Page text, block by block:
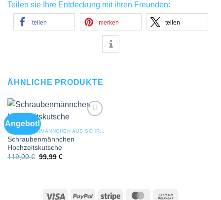
Teilen sie Ihre Entdeckung mit ihren Freunden:
teilen merken teilen
ÄHNLICHE PRODUKTE
Angebot!
wishlist
Schraubenmännchen
Hochzeitskutsche
119,00€ Ursprünglicher
Preis
99,99 €Aktueller
Visa PayPal Stripe MasterCard